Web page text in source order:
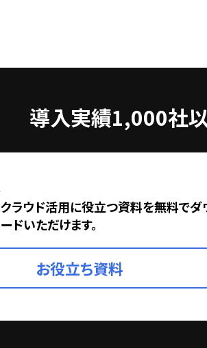
導入実績1,000社以
クラウド活用に役立つ資料を無料でダ
ードいただけます。
お役立ち資料